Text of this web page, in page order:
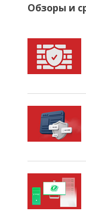
Обзоры и